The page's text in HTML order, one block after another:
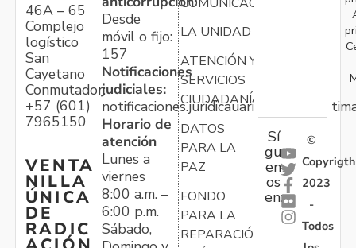
46A – 65
Complejo
logístico
San
Cayetano
Conmutador:
+57 (601)
7965150
VENTA
NILLA
ÚNICA
DE
RADIC
Desde
móvil o fijo:
157
Notificaciones
judiciales:
Horario de
atención
Lunes a
viernes
8:00 a.m. –
6:00 p.m.
Sábado,
LA UNIDAD
ATENCIÓN Y
SERVICIOS
CIUDADANÍA
DATOS
PARA LA
PAZ
FONDO
PARA LA
REPARACIÓN
Sí
gu
en
os
en:
©
Copyrigth
2023
-
Todos